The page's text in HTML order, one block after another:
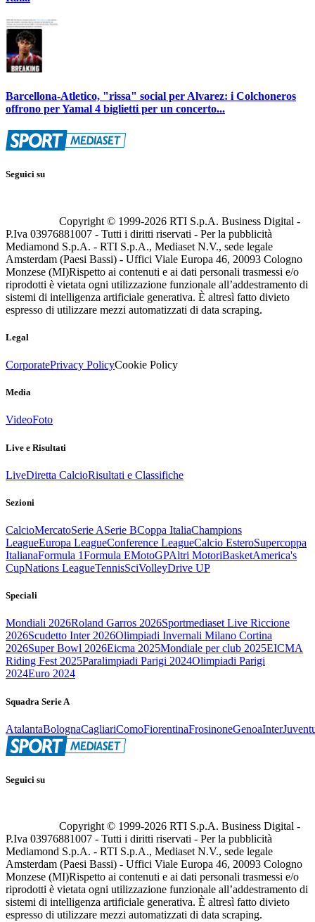
Barcellona-Atletico, "rissa" social per Alvarez: i Colchoneros
offrono per Yamal 4 biglietti per un concerto...
Seguici su
Copyright © 1999-2026 RTI S.p.A. Business Digital -
P.Iva 03976881007 - Tutti i diritti riservati - Per la pubblicità
Mediamond S.p.A. - RTI S.p.A., Mediaset N.V., sede legale
Amsterdam (Paesi Bassi) - Uffici Viale Europa 46, 20093 Cologno
Monzese (MI)Rispetto ai contenuti e ai dati personali trasmessi e/o
riprodotti è vietata ogni utilizzazione funzionale all’addestramento di
sistemi di intelligenza artificiale generativa. È altresì fatto divieto
espresso di utilizzare mezzi automatizzati di data scraping.
Legal
CorporatePrivacy PolicyCookie Policy
Media
VideoFoto
Live e Risultati
LiveDiretta CalcioRisultati e Classifiche
Sezioni
CalcioMercatoSerie ASerie BCoppa ItaliaChampions
LeagueEuropa LeagueConference LeagueCalcio EsteroSupercoppa
ItalianaFormula 1Formula EMotoGPAltri MotoriBasketAmerica's
CupNations LeagueTennisSciVolleyDrive UP
Speciali
Mondiali 2026Roland Garros 2026Sportmediaset Live Riccione
2026Scudetto Inter 2026Olimpiadi Invernali Milano Cortina
2026Super Bowl 2026Eicma 2025Mondiale per club 2025EICMA
Riding Fest 2025Paralimpiadi Parigi 2024Olimpiadi Parigi
2024Euro 2024
Squadra Serie A
AtalantaBolognaCagliariComoFiorentinaFrosinoneGenoaInter
Seguici su
Copyright © 1999-2026 RTI S.p.A. Business Digital -
P.Iva 03976881007 - Tutti i diritti riservati - Per la pubblicità
Mediamond S.p.A. - RTI S.p.A., Mediaset N.V., sede legale
Amsterdam (Paesi Bassi) - Uffici Viale Europa 46, 20093 Cologno
Monzese (MI)Rispetto ai contenuti e ai dati personali trasmessi e/o
riprodotti è vietata ogni utilizzazione funzionale all’addestramento di
sistemi di intelligenza artificiale generativa. È altresì fatto divieto
espresso di utilizzare mezzi automatizzati di data scraping.